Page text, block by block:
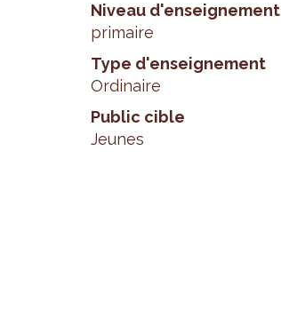
Niveau d'enseignement
primaire
Type d'enseignement
Ordinaire
Public cible
Jeunes